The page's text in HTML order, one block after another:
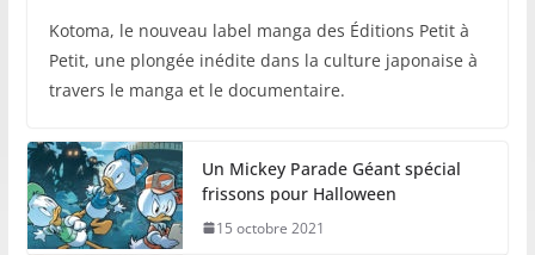
Kotoma, le nouveau label manga des Éditions Petit à
Petit, une plongée inédite dans la culture japonaise à
travers le manga et le documentaire.
Un Mickey Parade Géant spécial
frissons pour Halloween
15 octobre 2021